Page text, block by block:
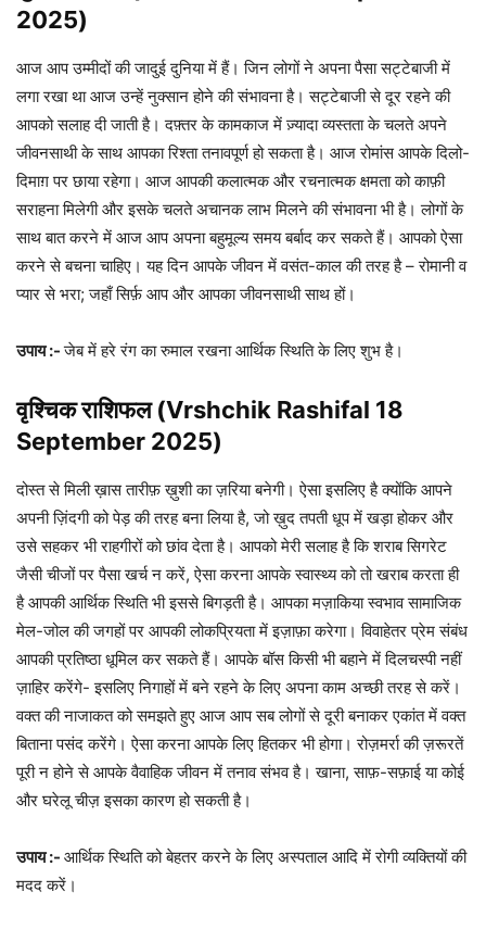
2025)
आज आप उम्मीदों की जादुई दुनिया में हैं। जिन लोगों ने अपना पैसा सट्टेबाजी में
लगा रखा था आज उन्हें नुक्सान होने की संभावना है। सट्टेबाजी से दूर रहने की
आपको सलाह दी जाती है। दफ़्तर के कामकाज में ज़्यादा व्यस्तता के चलते अपने
जीवनसाथी के साथ आपका रिश्ता तनावपूर्ण हो सकता है। आज रोमांस आपके दिलो-
दिमाग़ पर छाया रहेगा। आज आपकी कलात्मक और रचनात्मक क्षमता को काफ़ी
सराहना मिलेगी और इसके चलते अचानक लाभ मिलने की संभावना भी है। लोगों के
साथ बात करने में आज आप अपना बहुमूल्य समय बर्बाद कर सकते हैं। आपको ऐसा
करने से बचना चाहिए। यह दिन आपके जीवन में वसंत-काल की तरह है – रोमानी व
प्यार से भरा; जहाँ सिर्फ़ आप और आपका जीवनसाथी साथ हों।
उपाय :-जेब में हरे रंग का रुमाल रखना आर्थिक स्थिति के लिए शुभ है।
वृश्चिक राशिफल (Vrshchik Rashifal 18
September 2025)
दोस्त से मिली ख़ास तारीफ़ ख़ुशी का ज़रिया बनेगी। ऐसा इसलिए है क्योंकि आपने
अपनी ज़िंदगी को पेड़ की तरह बना लिया है, जो ख़ुद तपती धूप में खड़ा होकर और
उसे सहकर भी राहगीरों को छांव देता है। आपको मेरी सलाह है कि शराब सिगरेट
जैसी चीजों पर पैसा खर्च न करें, ऐसा करना आपके स्वास्थ्य को तो खराब करता ही
है आपकी आर्थिक स्थिति भी इससे बिगड़ती है। आपका मज़ाकिया स्वभाव सामाजिक
मेल-जोल की जगहों पर आपकी लोकप्रियता में इज़ाफ़ा करेगा। विवाहेतर प्रेम संबंध
आपकी प्रतिष्ठा धूमिल कर सकते हैं। आपके बॉस किसी भी बहाने में दिलचस्पी नहीं
ज़ाहिर करेंगे- इसलिए निगाहों में बने रहने के लिए अपना काम अच्छी तरह से करें।
वक्त की नाजाकत को समझते हुए आज आप सब लोगों से दूरी बनाकर एकांत में वक्त
बिताना पसंद करेंगे। ऐसा करना आपके लिए हितकर भी होगा। रोज़मर्रा की ज़रूरतें
पूरी न होने से आपके वैवाहिक जीवन में तनाव संभव है। खाना, साफ़-सफ़ाई या कोई
और घरेलू चीज़ इसका कारण हो सकती है।
उपाय :- आर्थिक स्थिति को बेहतर करने के लिए अस्पताल आदि में रोगी व्यक्तियों की
मदद करें।